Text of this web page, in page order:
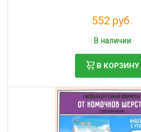
552 руб.
В наличии
В КОРЗИНУ